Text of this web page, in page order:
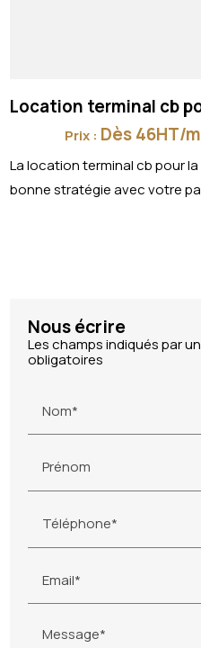
Location terminal cb
Prix : Dès 46HT/
La location terminal cb pour
bonne stratégie avec votre
Nous écrire
Les champs indiqués par
obligatoires
Nom*
Prénom
Téléphone*
Email*
Message*